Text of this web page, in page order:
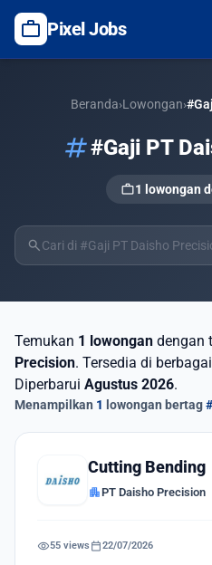
work Pixel Jobs
Beranda›Lowongan›
tag#Gaji PT
work1 lowongan
search
Temukan 1 lowongan dengan
Precision. Tersedia di
Diperbarui Agustus 2026.
Menampilkan 1 lowongan bertag
Cutting Bending
apartmentPT Daisho Precision
visibility55 views calendar_today22/07/2026